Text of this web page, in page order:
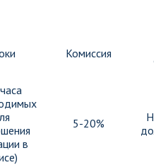
Комиссия
в
5-20%
Не